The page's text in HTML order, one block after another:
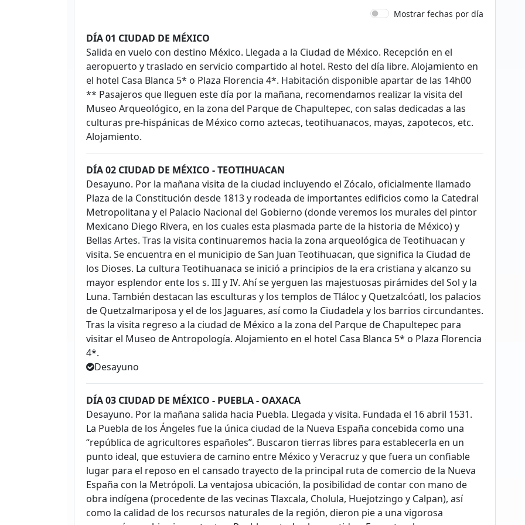
Mostrar fechas por día
DÍA 01 CIUDAD DE MÉXICO
Salida en vuelo con destino México. Llegada a la Ciudad de México. Recepción en el
aeropuerto y traslado en servicio compartido al hotel. Resto del día libre. Alojamiento en
el hotel Casa Blanca 5* o Plaza Florencia 4*. Habitación disponible apartar de las 14h00
** Pasajeros que lleguen este día por la mañana, recomendamos realizar la visita del
Museo Arqueológico, en la zona del Parque de Chapultepec, con salas dedicadas a las
culturas pre-hispánicas de México como aztecas, teotihuanacos, mayas, zapotecos, etc.
Alojamiento.
DÍA 02 CIUDAD DE MÉXICO - TEOTIHUACAN
Desayuno. Por la mañana visita de la ciudad incluyendo el Zócalo, oficialmente llamado
Plaza de la Constitución desde 1813 y rodeada de importantes edificios como la Catedral
Metropolitana y el Palacio Nacional del Gobierno (donde veremos los murales del pintor
Mexicano Diego Rivera, en los cuales esta plasmada parte de la historia de México) y
Bellas Artes. Tras la visita continuaremos hacia la zona arqueológica de Teotihuacan y
visita. Se encuentra en el municipio de San Juan Teotihuacan, que significa la Ciudad de
los Dioses. La cultura Teotihuanaca se inició a principios de la era cristiana y alcanzo su
mayor esplendor ente los s. III y IV. Ahí se yerguen las majestuosas pirámides del Sol y la
Luna. También destacan las esculturas y los templos de Tláloc y Quetzalcóatl, los palacios
de Quetzalmariposa y el de los Jaguares, así como la Ciudadela y los barrios circundantes.
Tras la visita regreso a la ciudad de México a la zona del Parque de Chapultepec para
visitar el Museo de Antropología. Alojamiento en el hotel Casa Blanca 5* o Plaza Florencia
4*.
Desayuno
DÍA 03 CIUDAD DE MÉXICO - PUEBLA - OAXACA
Desayuno. Por la mañana salida hacia Puebla. Llegada y visita. Fundada el 16 abril 1531.
La Puebla de los Ángeles fue la única ciudad de la Nueva España concebida como una
“república de agricultores españoles”. Buscaron tierras libres para establecerla en un
punto ideal, que estuviera de camino entre México y Veracruz y que fuera un confiable
lugar para el reposo en el cansado trayecto de la principal ruta de comercio de la Nueva
España con la Metrópoli. La ventajosa ubicación, la posibilidad de contar con mano de
obra indígena (procedente de las vecinas Tlaxcala, Cholula, Huejotzingo y Calpan), así
como la calidad de los recursos naturales de la región, dieron pie a una vigorosa